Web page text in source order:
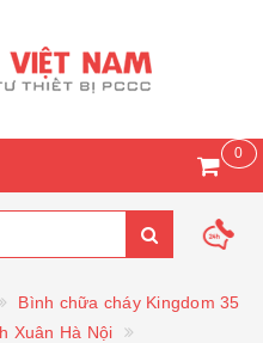
0
Bình chữa cháy Kingdom 35
Xuân Hà Nội